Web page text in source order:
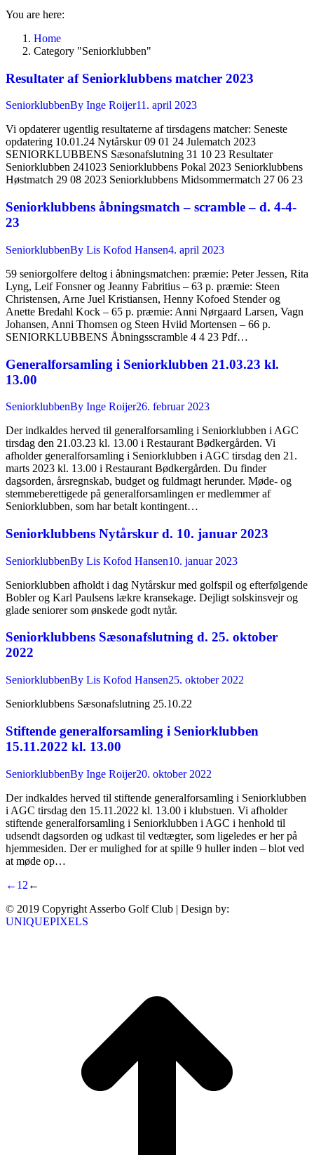
You are here:
Home
Category "Seniorklubben"
Resultater af Seniorklubbens matcher 2023
SeniorklubbenBy Inge Roijer11. april 2023
Vi opdaterer ugentlig resultaterne af tirsdagens matcher: Seneste
opdatering 10.01.24 Nytårskur 09 01 24 Julematch 2023
SENIORKLUBBENS Sæsonafslutning 31 10 23 Resultater
Seniorklubben 241023 Seniorklubbens Pokal 2023 Seniorklubbens
Høstmatch 29 08 2023 Seniorklubbens Midsommermatch 27 06 23
Seniorklubbens åbningsmatch – scramble – d. 4-4-
23
SeniorklubbenBy Lis Kofod Hansen4. april 2023
59 seniorgolfere deltog i åbningsmatchen: præmie: Peter Jessen, Rita
Lyng, Leif Fonsner og Jeanny Fabritius – 63 p. præmie: Steen
Christensen, Arne Juel Kristiansen, Henny Kofoed Stender og
Anette Bredahl Kock – 65 p. præmie: Anni Nørgaard Larsen, Vagn
Johansen, Anni Thomsen og Steen Hviid Mortensen – 66 p.
SENIORKLUBBENS Åbningsscramble 4 4 23 Pdf…
Generalforsamling i Seniorklubben 21.03.23 kl.
13.00
SeniorklubbenBy Inge Roijer26. februar 2023
Der indkaldes herved til generalforsamling i Seniorklubben i AGC
tirsdag den 21.03.23 kl. 13.00 i Restaurant Bødkergården. Vi
afholder generalforsamling i Seniorklubben i AGC tirsdag den 21.
marts 2023 kl. 13.00 i Restaurant Bødkergården. Du finder
dagsorden, årsregnskab, budget og fuldmagt herunder. Møde- og
stemmeberettigede på generalforsamlingen er medlemmer af
Seniorklubben, som har betalt kontingent…
Seniorklubbens Nytårskur d. 10. januar 2023
SeniorklubbenBy Lis Kofod Hansen10. januar 2023
Seniorklubben afholdt i dag Nytårskur med golfspil og efterfølgende
Bobler og Karl Paulsens lækre kransekage. Dejligt solskinsvejr og
glade seniorer som ønskede godt nytår.
Seniorklubbens Sæsonafslutning d. 25. oktober
2022
SeniorklubbenBy Lis Kofod Hansen25. oktober 2022
Seniorklubbens Sæsonafslutning 25.10.22
Stiftende generalforsamling i Seniorklubben
15.11.2022 kl. 13.00
SeniorklubbenBy Inge Roijer20. oktober 2022
Der indkaldes herved til stiftende generalforsamling i Seniorklubben
i AGC tirsdag den 15.11.2022 kl. 13.00 i klubstuen. Vi afholder
stiftende generalforsamling i Seniorklubben i AGC i henhold til
udsendt dagsorden og udkast til vedtægter, som ligeledes er her på
hjemmesiden. Der er mulighed for at spille 9 huller inden – blot ved
at møde op…
← 1 2 ←
© 2019 Copyright Asserbo Golf Club | Design by:
UNIQUEPIXELS